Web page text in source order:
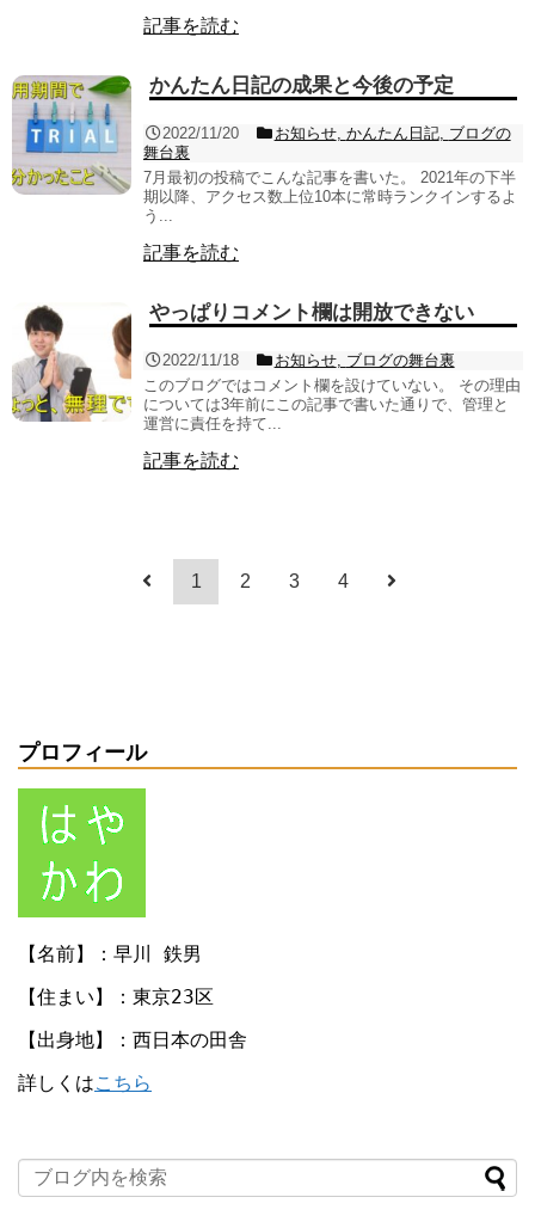
記事を読む
かんたん日記の成果と今後の予定
2022/11/20 お知らせ, かんたん日記, ブログの
舞台裏
7月最初の投稿でこんな記事を書いた。 2021年の下半
期以降、アクセス数上位10本に常時ランクインするよ
う...
記事を読む
やっぱりコメント欄は開放できない
2022/11/18 お知らせ, ブログの舞台裏
このブログではコメント欄を設けていない。 その理由
については3年前にこの記事で書いた通りで、管理と
運営に責任を持て...
記事を読む
1 2 3 4
プロフィール
【名前】：早川 鉄男
【住まい】：東京23区
【出身地】：西日本の田舎
詳しくはこちら